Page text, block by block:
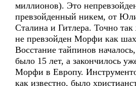
миллионов). Это
превзойденный никем, от
Сталина и Гитлера. Точно
не превзойден Морфи как
Восстание тайпинов
было 15 лет, а закончилось
Морфи в Европу.
как известно, было